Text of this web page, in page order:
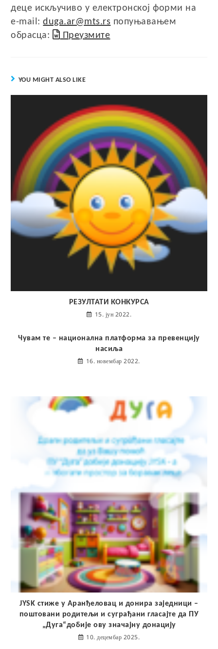
деце искључиво у електронској форми на
e-mail:duga.ar@mts.rs попуњавањем
обрасца:
Преузмите
YOU MIGHT ALSO LIKE
РЕЗУЛТАТИ КОНКУРСА
15. јун 2022.
Чувам те – национална платформа за превенцију
насиља
16. новембар 2022.
JYSK стиже у Аранђеловац и донира заједници –
поштовани родитељи и суграђани гласајте да ПУ
„Дуга“добије ову значајну донацију
10. децембар 2025.